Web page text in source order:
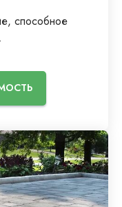
способное